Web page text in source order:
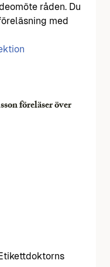
råden. Du
med
föreläser över